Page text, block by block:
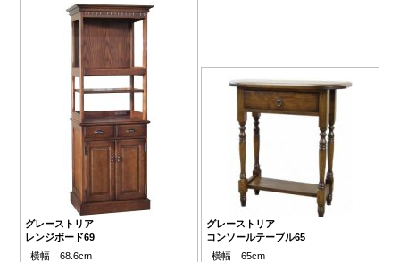
グレーストリア
レンジボード69
横幅 68.6cm
グレーストリア
コンソールテーブル65
横幅 65cm